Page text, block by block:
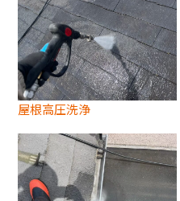
屋根高圧洗浄